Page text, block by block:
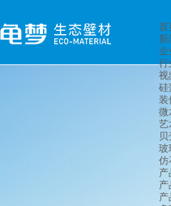
首
新
企
行
视
硅
装
微
艺
玻
仿
产
产
产